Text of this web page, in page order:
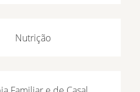
Nutrição